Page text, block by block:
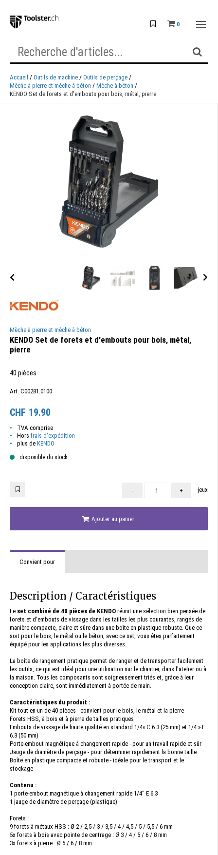
0
Accueil Outils de machine
Outils de perçage
Mèche à pierre et mèche à béton
Mèche à béton
KENDO Set de forets et d'embouts pour bois, métal, pierre
Mèche à pierre et mèche à béton
KENDO Set de forets et d'embouts pour bois, métal,
pierre
40 pièces
Art. C00281.0100
CHF 19.90
TVA comprise
Hors frais d'expédition
plus de KENDO
disponible du stock
- + jeux
Ajouter au panier
Convient pour
Description / Caractéristiques
Le set combiné de 40 pièces de KENDO réunit une sélection bien pensée de
forets et d'embouts de vissage dans les tailles les plus courantes, rangés de
manière compacte, claire et sûre dans une boîte en plastique robuste. Que ce
soit pour le bois, le métal ou le béton, avec ce set, vous êtes parfaitement
équipé pour les applications les plus diverses.
La boîte de rangement pratique permet de ranger et de transporter facilement
les outils, ce qui est idéal pour une utilisation sur le chantier, dans l'atelier ou à
la maison. Tous les composants sont soigneusement triés et, grâce à leur
conception claire, sont immédiatement à portée de main.
Caractéristiques du produit :
Kit tout-en-un de 40 pièces - convient pour le bois, le métal et la pierre
Forets HSS, à bois et à pierre de tailles pratiques
Embouts de vissage de haute qualité en standard 1/4« C 6.3 (25 mm) et 1/4 » E
6.3 (50 mm)
Porte-embout magnétique à changement rapide - pour un travail rapide et sûr
Jauge de diamètre de perçage - pour déterminer rapidement la bonne taille
Boîte en plastique compacte et robuste - idéale pour le transport et le
stockage
Contenu :
1 porte-embout magnétique à changement rapide 1/4" E 6.3
1 jauge de diamètre de perçage (plastique)
Forets :
9 forets à métaux HSS : Ø 2 / 2,5 / 3 / 3,5 / 4 / 4,5 / 5 / 5,5 / 6 mm
5x forets à bois avec pointe de centrage : Ø 3 / 4 / 5 / 6 / 8 mm
3x forets à pierre : Ø 5 / 6 / 8 mm